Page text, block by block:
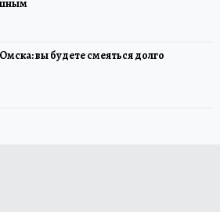
вы будете смеяться долго